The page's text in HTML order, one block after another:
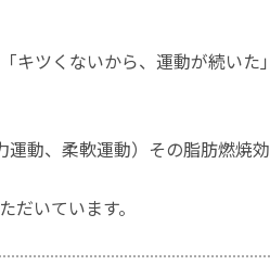
ツくないから、運動が続いた」
動、柔軟運動）その脂肪燃焼効
いています。